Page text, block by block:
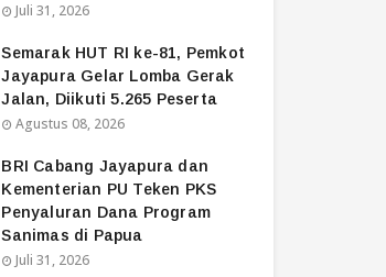
Juli 31, 2026
Semarak HUT RI ke-81, Pemkot
Jayapura Gelar Lomba Gerak
Jalan, Diikuti 5.265 Peserta
Agustus 08, 2026
BRI Cabang Jayapura dan
Kementerian PU Teken PKS
Penyaluran Dana Program
Sanimas di Papua
Juli 31, 2026